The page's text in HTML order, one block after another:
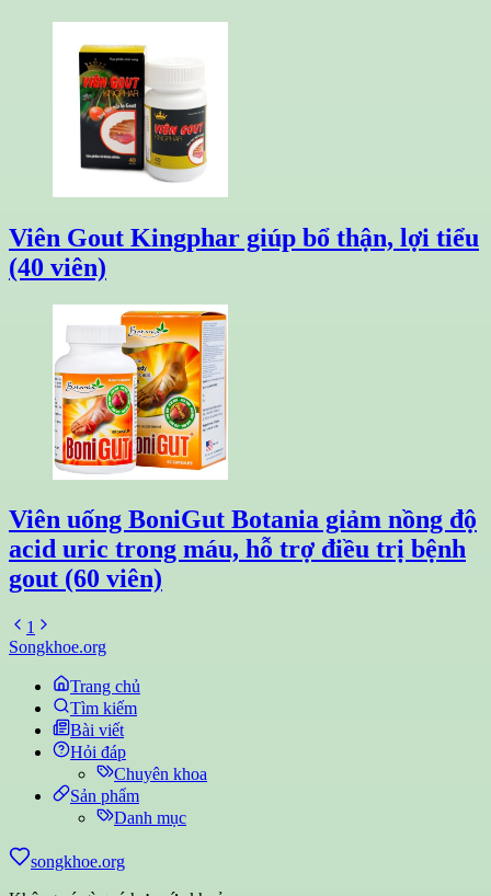
Viên Gout Kingphar giúp bổ thận, lợi tiểu
(40 viên)
Viên uống BoniGut Botania giảm nồng độ
acid uric trong máu, hỗ trợ điều trị bệnh
gout (60 viên)
1
Songkhoe.org
Trang chủ
Tìm kiếm
Bài viết
Hỏi đáp
Chuyên khoa
Sản phẩm
Danh mục
songkhoe.org